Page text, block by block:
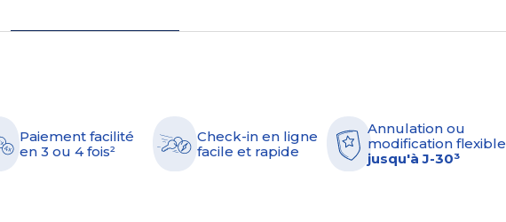
Paiement facilité
en 3 ou 4 fois²
Check-in en ligne
facile et rapide
Annulation ou
modification flexible
jusqu'à J-30³